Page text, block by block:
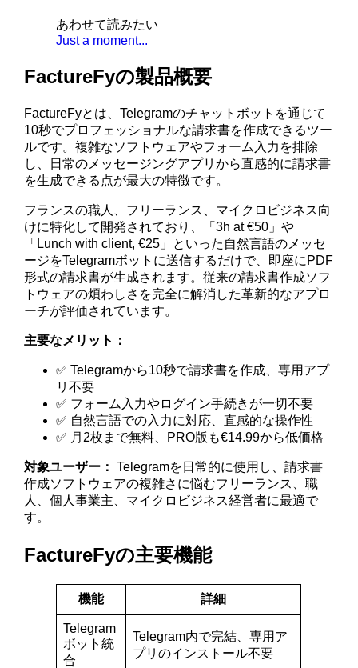
あわせて読みたい
Just a moment...
FactureFyの製品概要
FactureFyとは、Telegramのチャットボットを通じて
10秒でプロフェッショナルな請求書を作成できるツー
ルです。複雑なソフトウェアやフォーム入力を排除
し、日常のメッセージングアプリから直感的に請求書
を生成できる点が最大の特徴です。
フランスの職人、フリーランス、マイクロビジネス向
けに特化して開発されており、「3h at €50」や
「Lunch with client, €25」といった自然言語のメッセ
ージをTelegramボットに送信するだけで、即座にPDF
形式の請求書が生成されます。従来の請求書作成ソフ
トウェアの煩わしさを完全に解消した革新的なアプロ
ーチが評価されています。
主要なメリット：
✅ Telegramから10秒で請求書を作成、専用アプ
リ不要
✅ フォーム入力やログイン手続きが一切不要
✅ 自然言語での入力に対応、直感的な操作性
✅ 月2枚まで無料、PRO版も€14.99から低価格
対象ユーザー： Telegramを日常的に使用し、請求書
作成ソフトウェアの複雑さに悩むフリーランス、職
人、個人事業主、マイクロビジネス経営者に最適で
す。
FactureFyの主要機能
機能 詳細
Telegram
ボット統
合
Telegram内で完結、専用ア
プリのインストール不要